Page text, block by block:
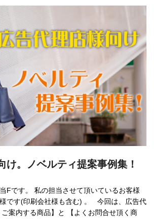
け。ノベルティ提案事例集！
Fです。 私の担当させて頂いているお客様
です(印刷会社様も含む) 。 今回は、広告代
案内する商品】と 【よくお問合せ頂く商